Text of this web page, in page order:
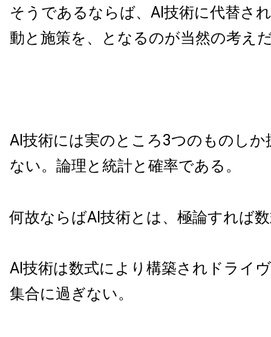
そうであるならば、AI技術に代替さ
動と施策を、となるのが当然の考え
AI技術には実のところ3つのものし
ない。論理と統計と確率である。
何故ならばAI技術とは、極論すれば
AI技術は数式により構築されドライ
集合に過ぎない。